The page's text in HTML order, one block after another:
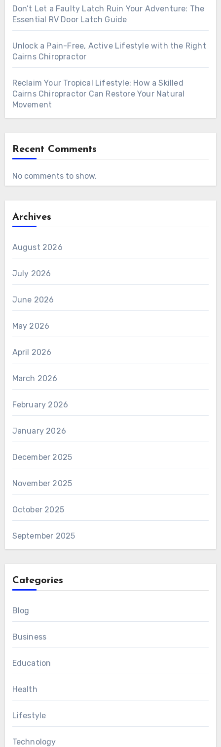
Don’t Let a Faulty Latch Ruin Your Adventure: The
Essential RV Door Latch Guide
Unlock a Pain-Free, Active Lifestyle with the Right
Cairns Chiropractor
Reclaim Your Tropical Lifestyle: How a Skilled
Cairns Chiropractor Can Restore Your Natural
Movement
Recent Comments
No comments to show.
Archives
August 2026
July 2026
June 2026
May 2026
April 2026
March 2026
February 2026
January 2026
December 2025
November 2025
October 2025
September 2025
Categories
Blog
Business
Education
Health
Lifestyle
Technology